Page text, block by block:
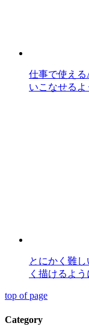
仕事で使える
いこなせるよ
とにかく難
く描けるよ
top of page
Category